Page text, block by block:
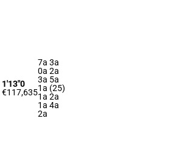
1'13"0
€117,635
7a 3a
0a 2a
3a 5a
1a (25)
1a 2a
1a 4a
2a